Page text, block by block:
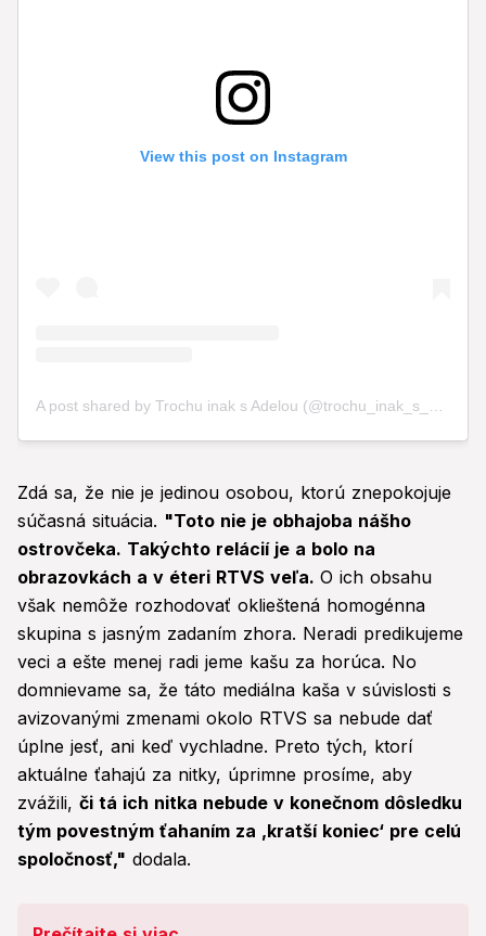
Zdá sa, že nie je jedinou osobou, ktorú znepokojuje
súčasná situácia. "Toto nie je obhajoba nášho
ostrovčeka. Takýchto relácií je a bolo na
obrazovkách a v éteri RTVS veľa. O ich obsahu
však nemôže rozhodovať oklieštená homogénna
skupina s jasným zadaním zhora. Neradi predikujeme
veci a ešte menej radi jeme kašu za horúca. No
domnievame sa, že táto mediálna kaša v súvislosti s
avizovanými zmenami okolo RTVS sa nebude dať
úplne jesť, ani keď vychladne. Preto tých, ktorí
aktuálne ťahajú za nitky, úprimne prosíme, aby
zvážili, či tá ich nitka nebude v konečnom dôsledku
tým povestným ťahaním za ,kratší koniec‘ pre celú
spoločnosť," dodala.